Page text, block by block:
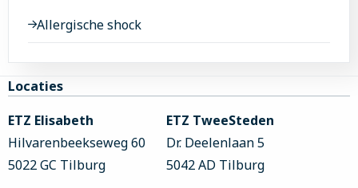
Allergische shock
Site
Locaties
ETZ Elisabeth
Hilvarenbeekseweg 60
5022 GC Tilburg
ETZ TweeSteden
Dr. Deelenlaan 5
5042 AD Tilburg